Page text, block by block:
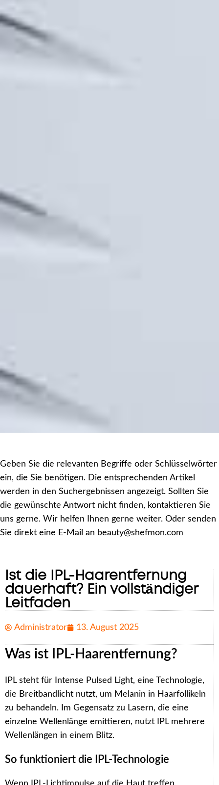
Geben Sie die relevanten Begriffe oder Schlüsselwörter
ein, die Sie benötigen. Die entsprechenden Artikel
werden in den Suchergebnissen angezeigt. Sollten Sie
die gewünschte Antwort nicht finden, kontaktieren Sie
uns gerne. Wir helfen Ihnen gerne weiter. Oder senden
Sie direkt eine E-Mail an beauty@shefmon.com
Ist die IPL-Haarentfernung
dauerhaft? Ein vollständiger
Leitfaden
Administrator 13. August 2025
Was ist IPL-Haarentfernung?
IPL steht für Intense Pulsed Light, eine Technologie,
die Breitbandlicht nutzt, um Melanin in Haarfollikeln
zu behandeln. Im Gegensatz zu Lasern, die eine
einzelne Wellenlänge emittieren, nutzt IPL mehrere
Wellenlängen in einem Blitz.
So funktioniert die IPL-Technologie